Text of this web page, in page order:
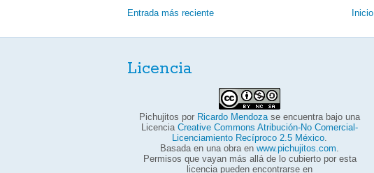
Entrada más reciente Inicio
Licencia
Pichujitos por Ricardo Mendozase encuentra bajo una
Licencia Creative Commons Atribución-No Comercial-
Licenciamiento Recíproco 2.5 México.
Basada en una obra en www.pichujitos.com.
Permisos que vayan más allá de lo cubierto por esta
licencia pueden encontrarse en